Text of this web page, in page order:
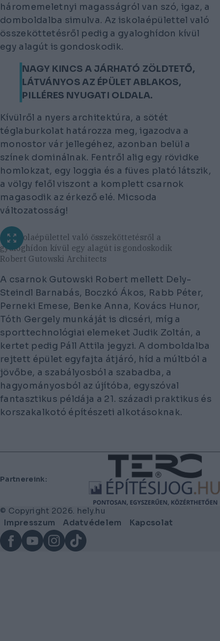
háromemeletnyi magasságról van szó, igaz, a
domboldalba simulva. Az iskolaépülettel való
összeköttetésről pedig a gyaloghídon kívül
egy alagút is gondoskodik.
NAGY KINCS A JÁRHATÓ ZÖLDTETŐ,
LÁTVÁNYOS AZ ÉPÜLET ABLAKOS,
PILLÉRES NYUGATI OLDALA.
Kívülről a nyers architektúra, a sötét
téglaburkolat határozza meg, igazodva a
monostor vár jellegéhez, azonban belül a
színek dominálnak. Fentről alig egy rövidke
homlokzat, egy loggia és a füves plató látszik,
a völgy felől viszont a komplett csarnok
magasodik az érkező elé. Micsoda
változatosság!
Az iskolaépülettel való összeköttetésről a
gyaloghídon kívül egy alagút is gondoskodik
Robert Gutowski Architects
A csarnok Gutowski Robert mellett Dely-
Steindl Barnabás, Boczkó Ákos, Rabb Péter,
Perneki Emese, Benke Anna, Kovács Hunor,
Tóth Gergely munkáját is dicséri, míg a
sporttechnológiai elemeket Judik Zoltán, a
kertet pedig Páll Attila jegyzi. A domboldalba
rejtett épület egyfajta átjáró, híd a múltból a
jövőbe, a szabályosból a szabadba, a
hagyományosból az újítóba, egyszóval
fantasztikus példája a 21. századi praktikus és
korszakalkotó építészeti alkotásoknak.
Lábléc
Partnereink:
© Copyright 2026. hely.hu
Lábléc
menü
Impresszum Adatvédelem
Kapcsolat
FacebookYouTubeInstagram